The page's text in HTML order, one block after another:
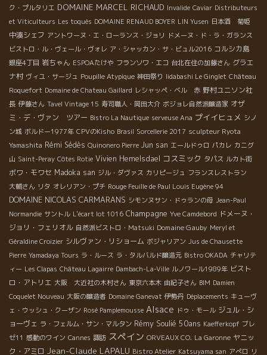
ク・プルタリエ DOMAINE MARCEL RICHAUD Invalide Caviar Distributeurs
et Viticulteurs Les toqués DOMAINE RENAUD BOYER LIN Yusen 日本酒 菊姫
中湊シェフ アントワーヌ・エ・ローランス・ジョリ ドメーヌ・ド・ラ・ガランス
ビストロ・ル・ヴェール・ヴォレ ア・シャッカン・サ・ビュル2016 コルシカ島
銀座4丁目 岩ちゃん ESPOAたけや フランソワ・エコ 台北在住の加藤さん グラエ
ナ村 ヴィユ・サージュ Poupille Atypique 神田祭り Iidabashi Le Ginglet Château
Roquefort Domaine de Chateau Gaillard レシャッペ・ベル 赤 野村ユニソン社
長 伊藤さん Tavel Vintage 15 寿司職人・岡田大介 ボジョレ自然派醸造家 オザ
ミ・デ・ヴァン ツアー Bistro La Nautique serveuse Ana プイイヒュメ シノ
ン城 ボルドー1977年 CPVのKisho Brasil Sorcellerie 2017 sculpteur Ryota
Yamashita Rémi Sédès Quinonero Pierre Jun san エールドゥロ パカレ カニグ
山 Saint-Peray Côtes Rotie Vivien Hemelsdael コスミック タパス ルカト街
ボワ・モワセ Madoka san ジル・ダヴァス カリピージュ フランスレストラン
大輔さん リタ オレリアン・プチ Rouge Feuille de Paul Louis Eugène 94
DOMAINE NICOLAS CARMARANS シモンヌサン・ドゥランの母 Jean-Paul
Normandie サントル L'écart lot 1016 Champagne Yve Camdebord ドメーヌ・
ジョリ・フェリオル 自然派ビストロ・Matsuki Domaine Gauby Meryl et
Géraldine Croizier シルヴァン・リショーム ボジャリアン Jus de Chausette
Pierre Yamadaya Tours ラ・ルース ラ・タルバルド醸造元 Bistro OKADA チャリテ
ィー Les Clapas Château Lagairre Dambach-La-Ville ルノワール1989年 ビスト
ロ・アトリエ 大阪 大近社の木村さん 東京六本木 由紀子さん BIM Damien
Coquelet Nouveau 大阪の醸造者 Domaine Ganevat 伊勢丹 Déplacements キューヴ
ェ・ウッシュ・クーザン Rosé Pamplemousse Alsace ドゥ・モール ジュル・シ
ョーヴェ ラ・フェルム・サン・マルタン Rémy Soulié 50ans Kaefferkopf ブレ
ゼ11 感動のワイン Cannes 諏訪 スペイン ORVEAUX CO. La Garonne ヤニッ
ク・アミロ Jean-Claude LAPALU Bistro Atelier Katsuyama san アぺロ リ